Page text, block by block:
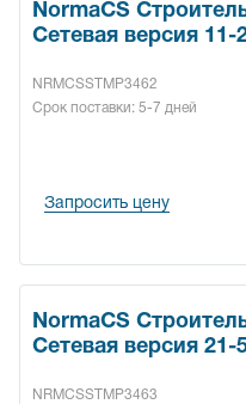
NormaCS
Сетевая версия 11-
NRMCSSTMP3462
Срок поставки: 5-7 дней
Запросить цену
NormaCS
Сетевая версия 21-
NRMCSSTMP3463